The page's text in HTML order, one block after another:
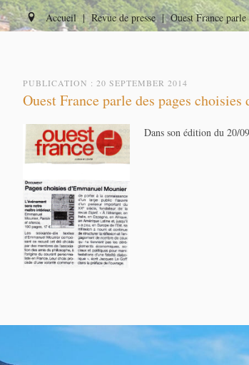
Accueil | Revue de presse | Ouest France
PUBLICATION : 20 SEPTEMBER 2014
Ouest France parle des pages
Dans son édition du 20/